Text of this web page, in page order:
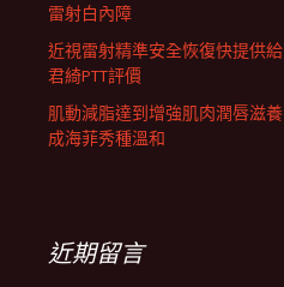
雷射白內障
近視雷射精準安全恢復快提供給
君綺PTT評價
肌動減脂達到增強肌肉潤唇滋養
成海菲秀種溫和
近期留言